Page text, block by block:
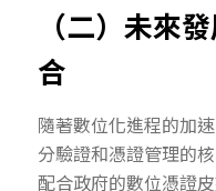
（二）未來
合
隨著數位化進程的加
分驗證和憑證管理的
配合政府的數位憑證